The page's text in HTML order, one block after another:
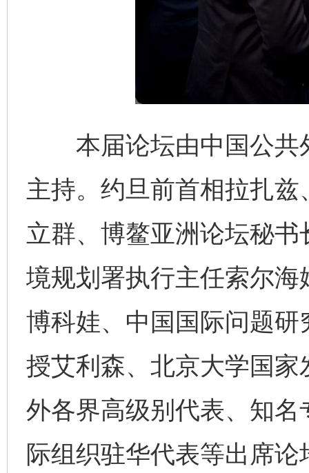
本届论坛由中国公共
主持。约旦前首相拉扎
立群、博鳌亚洲论坛秘
境规划署执行主任索尔
博科娃、中国国际问题
授艾利森、北京大学国
外各界高级别代表、知
际组织驻华代表等出席